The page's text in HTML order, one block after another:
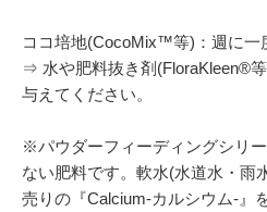
ココ培地(CocoMix™等)：週に一
⇒ 水や肥料抜き剤(FloraKleen®
与えてください。
※パウダーフィーディングシリ
ない肥料です。軟水(水道水・雨
売りの『Calcium-カルシウム-』